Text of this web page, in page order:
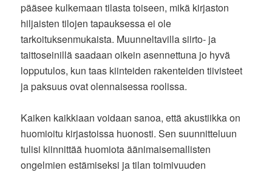
pääsee kulkemaan tilasta toiseen, mikä kirjaston
hiljaisten tilojen tapauksessa ei ole
tarkoituksenmukaista. Muunneltavilla siirto- ja
taittoseinillä saadaan oikein asennettuna jo hyvä
lopputulos, kun taas kiinteiden rakenteiden tiivisteet
ja paksuus ovat olennaisessa roolissa.
Kaiken kaikkiaan voidaan sanoa, että akustiikka on
huomioitu kirjastoissa huonosti. Sen suunnitteluun
tulisi kiinnittää huomiota äänimaisemallisten
ongelmien estämiseksi ja tilan toimivuuden